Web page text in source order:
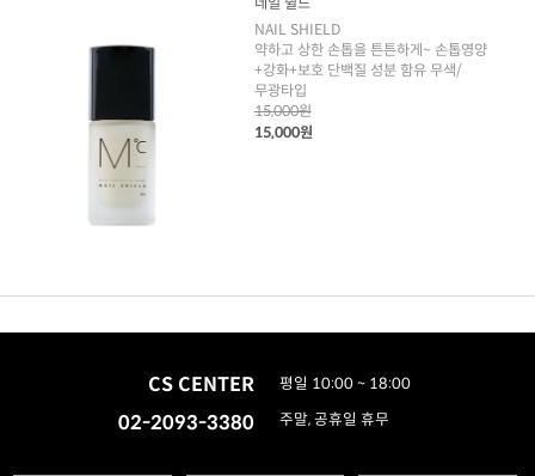
NAIL SHIELD
약하고 상한 손톱을 튼튼하게~ 손톱영양
+강화+보호 단백질 성분 함유 무색/
무광타입
15,000원
15,000원
CS CENTER
02-2093-3380
평일 10:00 ~ 18:00
주말, 공휴일 휴무